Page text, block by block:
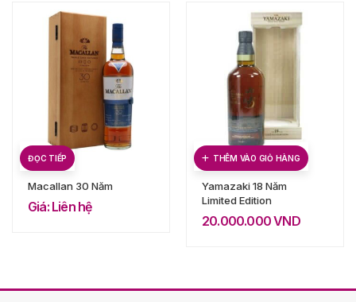
ĐỌC TIẾP
Macallan 30 Năm
Giá: Liên hệ
THÊM VÀO GIỎ HÀNG
Yamazaki 18 Năm
Limited Edition
20.000.000VND